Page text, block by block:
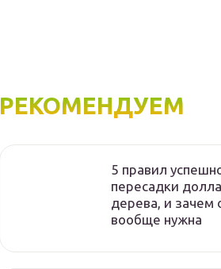
РЕКОМЕНДУЕМ
5 правил
пересадки
дерева, и зачем
вообще нужна